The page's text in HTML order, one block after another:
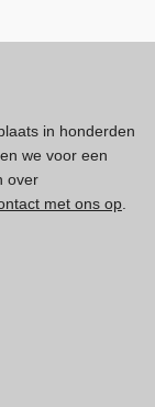
in honderden
we voor een
over
met ons op.